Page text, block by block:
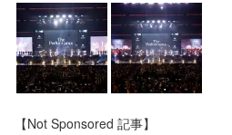
【Not Sponsored 記事】